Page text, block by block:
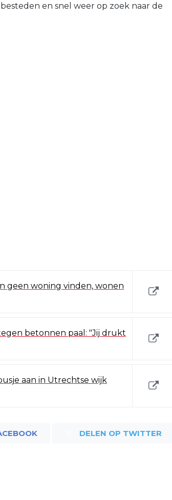
en snel weer op zoek naar de
geen woning vinden, wonen
betonnen paal: "Jij drukt
aan in Utrechtse wijk
DELEN OP TWITTER